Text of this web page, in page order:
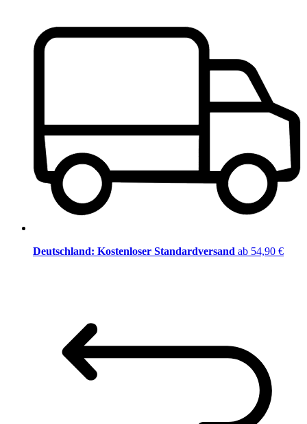
Deutschland: Kostenloser Standardversand ab 54,90 €